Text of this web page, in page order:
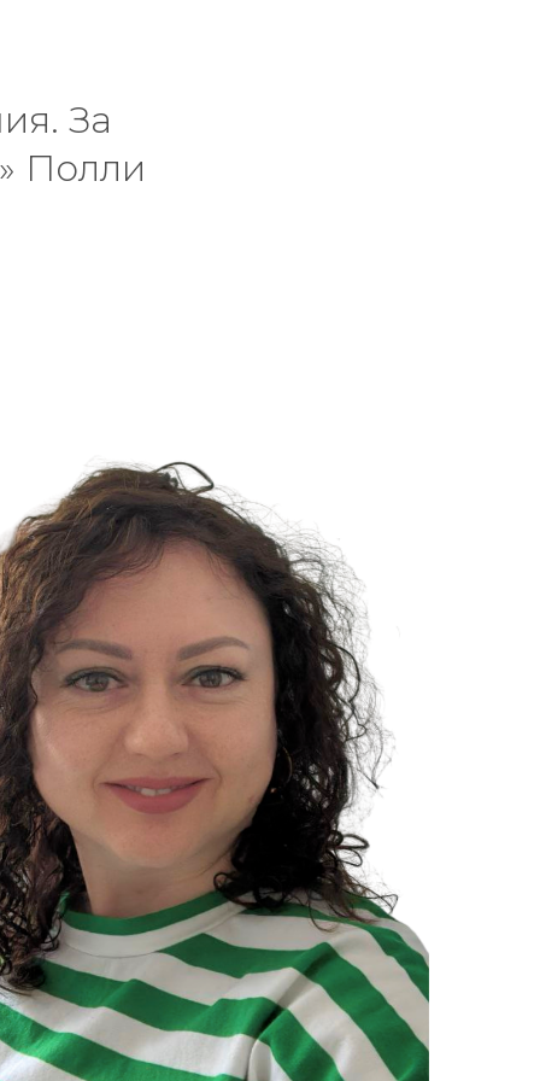
За
Полли